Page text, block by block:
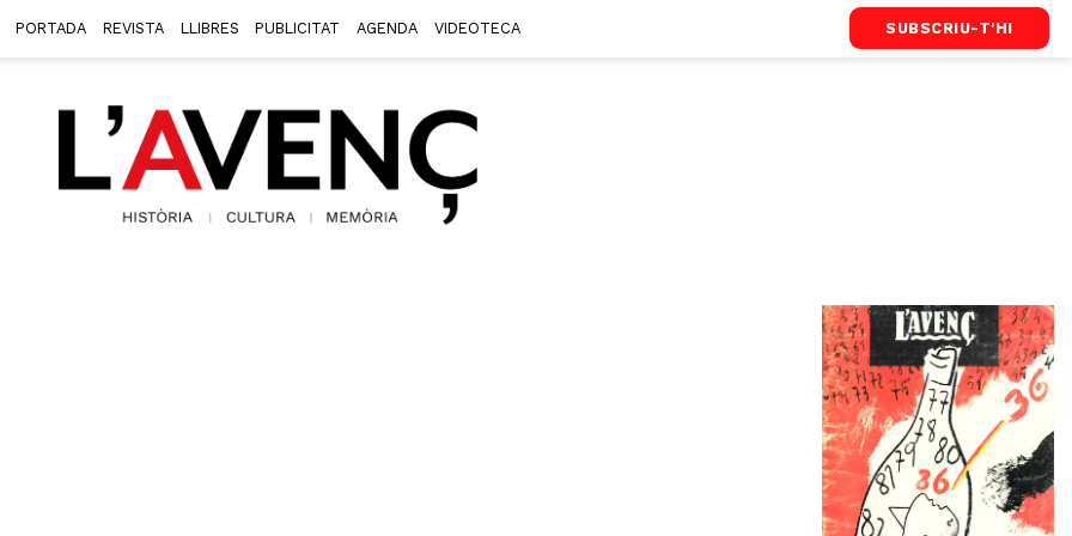
PORTADA REVISTA LLIBRES PUBLICITAT AGENDA VIDEOTECA SUBSCRIU-T'HI